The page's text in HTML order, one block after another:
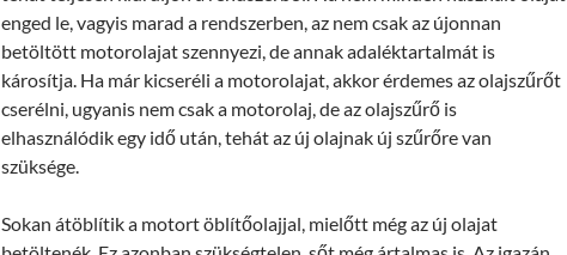
enged le, vagyis marad a rendszerben, az nem csak az újonnan
betöltött motorolajat szennyezi, de annak adaléktartalmát is
károsítja. Ha már kicseréli a motorolajat, akkor érdemes az olajszűrőt
cserélni, ugyanis nem csak a motorolaj, de az olajszűrő is
elhasználódik egy idő után, tehát az új olajnak új szűrőre van
szüksége.
Sokan átöblítik a motort öblítőolajjal, mielőtt még az új olajat